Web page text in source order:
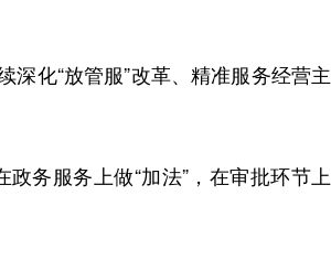
化“放管服”改革、精准服务经营主
务服务上做“加法”，在审批环节上